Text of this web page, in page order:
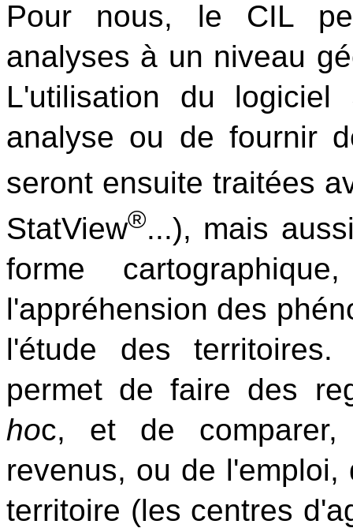
Pour nous, le CIL
analyses à un niveau
L'utilisation du logiciel
analyse ou de fournir
seront ensuite traitées
StatView®...), mais
forme
l'appréhension des
l'étude des
permet de faire des
hoc, et de comparer,
revenus, ou de
territoire (les centres